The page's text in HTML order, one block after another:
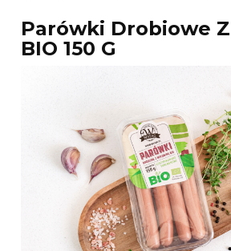
Parówki Drobiowe
BIO 150 G